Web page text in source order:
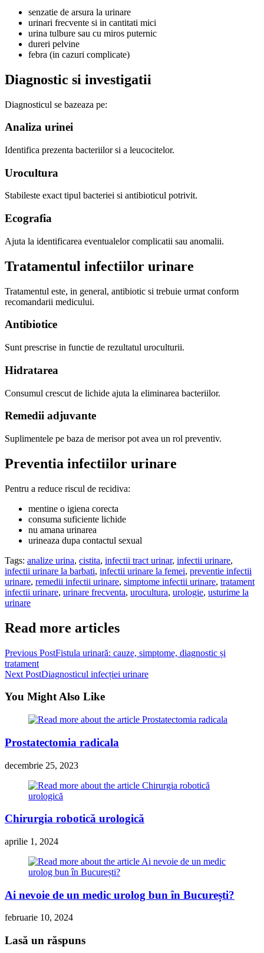
senzatie de arsura la urinare
urinari frecvente si in cantitati mici
urina tulbure sau cu miros puternic
dureri pelvine
febra (in cazuri complicate)
Diagnostic si investigatii
Diagnosticul se bazeaza pe:
Analiza urinei
Identifica prezenta bacteriilor si a leucocitelor.
Urocultura
Stabileste exact tipul bacteriei si antibioticul potrivit.
Ecografia
Ajuta la identificarea eventualelor complicatii sau anomalii.
Tratamentul infectiilor urinare
Tratamentul este, in general, antibiotic si trebuie urmat conform
recomandarii medicului.
Antibiotice
Sunt prescrise in functie de rezultatul uroculturii.
Hidratarea
Consumul crescut de lichide ajuta la eliminarea bacteriilor.
Remedii adjuvante
Suplimentele pe baza de merisor pot avea un rol preventiv.
Preventia infectiilor urinare
Pentru a reduce riscul de recidiva:
mentine o igiena corecta
consuma suficiente lichide
nu amana urinarea
urineaza dupa contactul sexual
Tags: analize urina, cistita, infectii tract urinar, infectii urinare,
infectii urinare la barbati, infectii urinare la femei, preventie infectii
urinare, remedii infectii urinare, simptome infectii urinare, tratament
infectii urinare, urinare frecventa, urocultura, urologie, usturime la
urinare
Read more articles
Previous PostFistula urinară: cauze, simptome, diagnostic și
tratament
Next PostDiagnosticul infecției urinare
You Might Also Like
Prostatectomia radicala
decembrie 25, 2023
Chirurgia robotică urologică
aprilie 1, 2024
Ai nevoie de un medic urolog bun în București?
februarie 10, 2024
Lasă un răspuns